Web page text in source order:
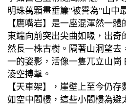
明珠萬顆畫垂簾"被譽為"山中
【鷹嘴岩】是一座混渾然一體
東端向前突出尖曲如喙，出奇
然長一株古樹。隔著山洞望去
一的姿影，活像一隻兀立山崗
淩空搏擊。
【天車架】，崖壁上至今仍
如空中閣樓，這些小閣樓為避